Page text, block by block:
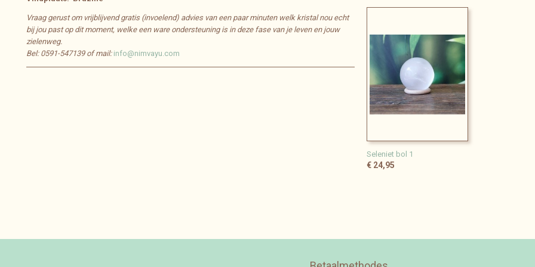
Vraag gerust om vrijblijvend gratis (invoelend) advies van een paar minuten welk kristal nou echt
bij jou past op dit moment, welke een ware ondersteuning is in deze fase van je leven en jouw
zielenweg.
Bel: 0591-547139 of mail: info@nimvayu.com
Seleniet bol 1
€ 24,95